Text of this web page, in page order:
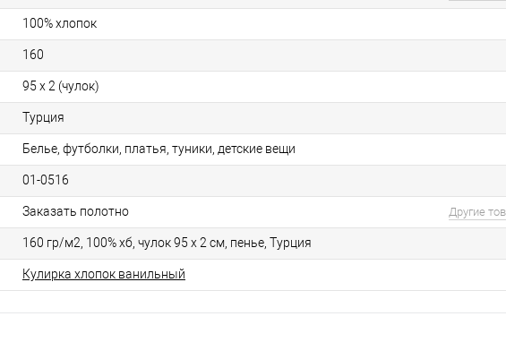
100% хлопок
160
95 х 2 (чулок)
Турция
Белье, футболки, платья, туники, детские вещи
01-0516
Заказать полотно Другие
160 гр/м2, 100% хб, чулок 95 х 2 см, пенье, Турция
Кулирка хлопок ванильный